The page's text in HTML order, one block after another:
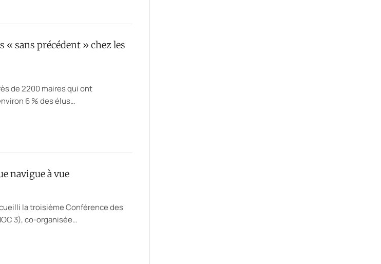
« sans précédent » chez les
de 2200 maires qui ont
6 % des élus…
navigue à vue
la troisième Conférence des
3), co-organisée…